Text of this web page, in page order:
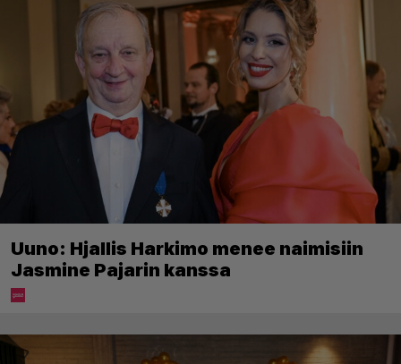
Uuno: Hjallis Harkimo menee naimisiin
Jasmine Pajarin kanssa